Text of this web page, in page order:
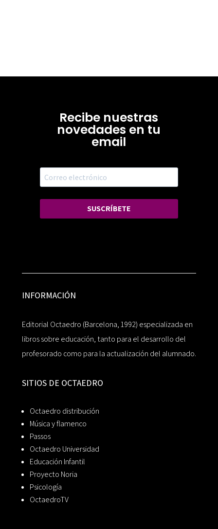
Recibe nuestras
novedades en tu
email
SUSCRÍBETE
INFORMACIÓN
Editorial Octaedro (Barcelona, 1992) especializada en
libros sobre educación, tanto para el desarrollo del
profesorado como para la actualización del alumnado.
SITIOS DE OCTAEDRO
Octaedro distribución
Música y flamenco
Passos
Octaedro Universidad
Educación Infantil
Proyecto Noria
Psicología
OctaedroTV